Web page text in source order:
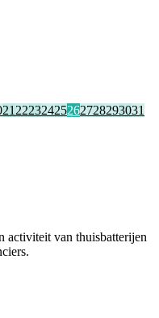
21 22232425262728293031
activiteit van thuisbatterijen